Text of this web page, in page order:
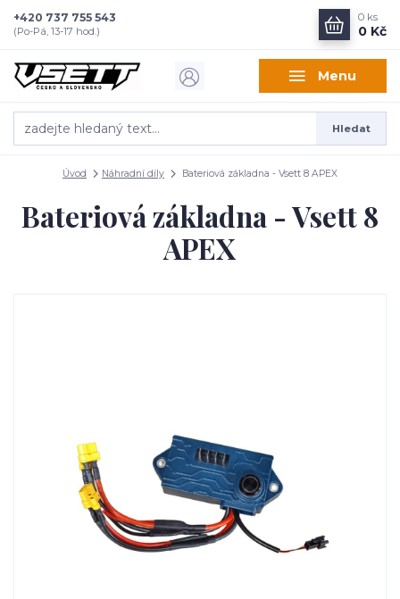
Menu
Hledat
+420 737 755 543
(Po-Pá, 13-17 hod.)
0 ks
0 Kč
Úvod Náhradní díly Bateriová základna - Vsett 8 APEX
Bateriová základna - Vsett 8
APEX